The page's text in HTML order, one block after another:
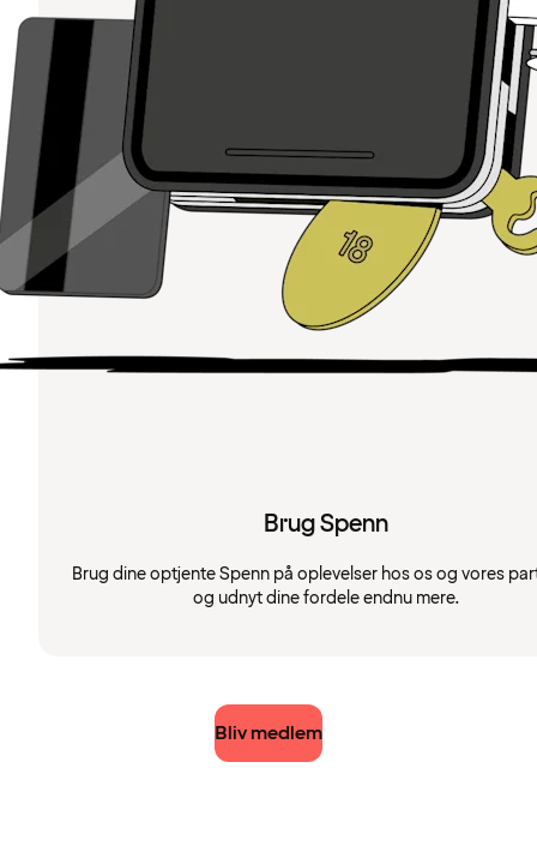
Brug Spenn
Brug dine optjente Spenn på oplevelser hos os og vores
og udnyt dine fordele endnu mere.
Bliv medlem